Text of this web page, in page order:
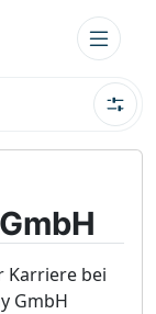
Karriere bei
GmbH